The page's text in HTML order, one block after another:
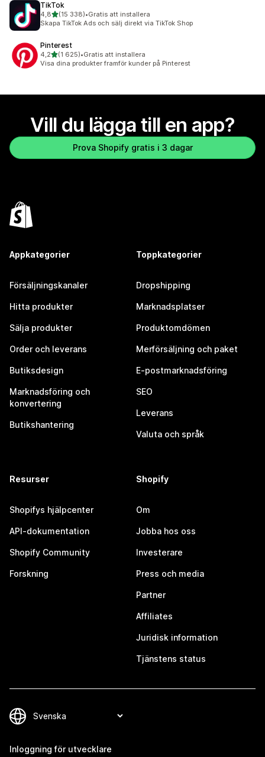
TikTok
4,8av 5 stjärnor
(15 338)
15338 recensioner totalt
•Gratis att installera
Skapa TikTok Ads och sälj direkt via TikTok Shop
Pinterest
4,2av 5 stjärnor
(1 625)
1625 recensioner totalt
•Gratis att installera
Visa dina produkter framför kunder på Pinterest
Vill du lägga till en app?
Prova Shopify gratis i 3 dagar
Appkategorier
Försäljningskanaler
Hitta produkter
Sälja produkter
Order och leverans
Butiksdesign
Marknadsföring och
konvertering
Butikshantering
Toppkategorier
Dropshipping
Marknadsplatser
Produktomdömen
Merförsäljning och paket
E-postmarknadsföring
SEO
Leverans
Valuta och språk
Resurser
Shopifys hjälpcenter
API-dokumentation
Shopify Community
Forskning
Shopify
Om
Jobba hos oss
Investerare
Press och media
Partner
Affiliates
Juridisk information
Tjänstens status
Inloggning för utvecklare